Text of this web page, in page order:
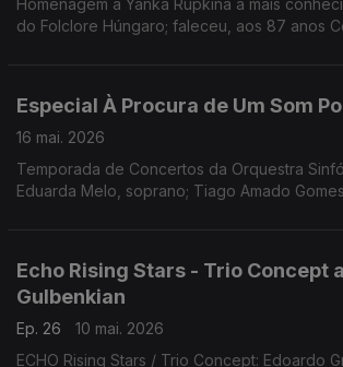
Homenagem a Yanka Rupkina a mais
do Folclore Húngaro; faleceu, aos 87 anos
Especial À Procura de Um Som
16 mai. 2026
Temporada de Concertos da Orquestra
Eduarda Melo, soprano; Tiago Amado
Echo Rising Stars - Trio Concept
Gulbenkian
Ep. 26
10 mai. 2026
ECHO Rising Stars / Trio Concept: Edoardo